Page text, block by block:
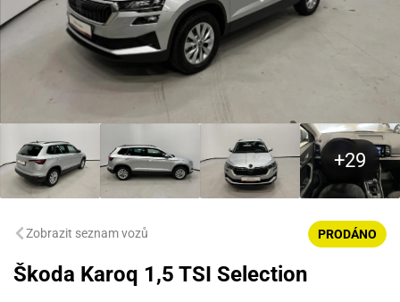
Zobrazit seznam vozů PRODÁNO
Škoda Karoq 1,5 TSI Selection